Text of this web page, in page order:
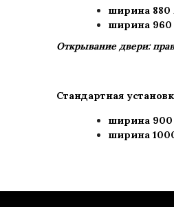
ширина
ширина
Открывание двери:
Стандартная
ширина
ширина